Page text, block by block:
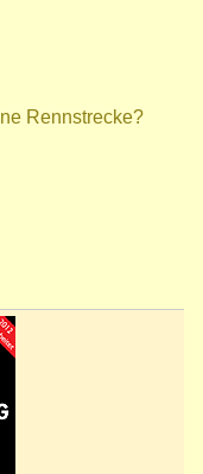
Rennstrecke?